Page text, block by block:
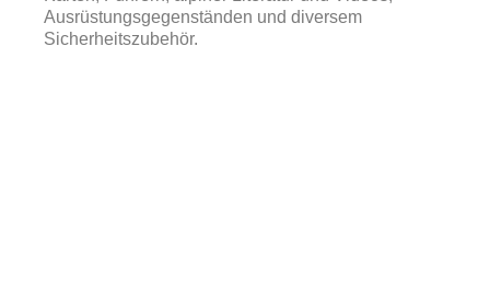
Ausrüstungsgegenständen und diversem
Sicherheitszubehör.